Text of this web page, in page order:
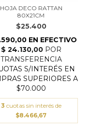
HOJA DECO RATTAN
80X21CM
$25.400
3 cuotas sin interés de
$8.466,67